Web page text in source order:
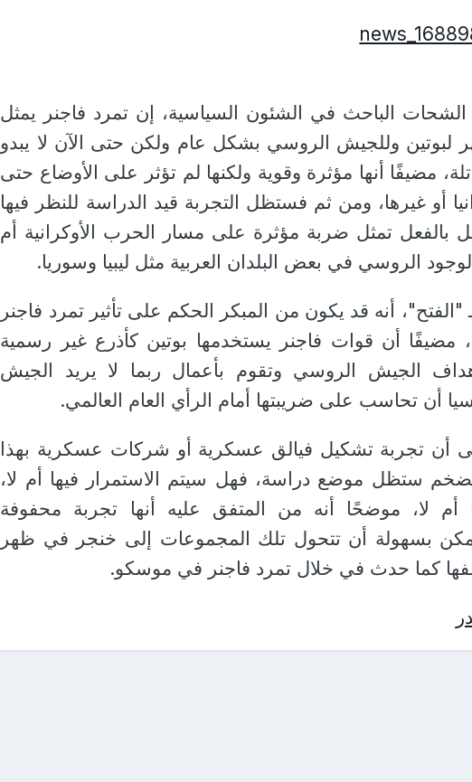
الباحث في الشئون السياسية، إن تمرد فاجنر يمثل
لبوتين وللجيش الروسي بشكل عام ولكن حتى الآن لا يبدو
مضيفًا أنها مؤثرة وقوية ولكنها لم تؤثر على الأوضاع حتى
أو غيرها، ومن ثم فستظل التجربة قيد الدراسة للنظر فيها
بالفعل تمثل ضربة مؤثرة على مسار الحرب الأوكرانية أم
الروسي في بعض البلدان العربية مثل ليبيا وسوريا.
أنه قد يكون من المبكر الحكم على تأثير تمرد فاجنر
مضيفًا أن قوات فاجنر يستخدمها بوتين كأذرع غير رسمية
الجيش الروسي وتقوم بأعمال ربما لا يريد الجيش
أن تحاسب على ضريبتها أمام الرأي العام العالمي.
أن تجربة تشكيل فيالق عسكرية أو شركات عسكرية بهذا
ستظل موضع دراسة، فهل سيتم الاستمرار فيها أم لا،
أم لا، موضحًا أنه من المتفق عليه أنها تجربة محفوفة
بسهولة أن تتحول تلك المجموعات إلى خنجر في ظهر
كما حدث في خلال تمرد فاجنر في موسكو.